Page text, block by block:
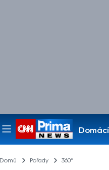
Domácí
Pořady
Domů Pořady 360°